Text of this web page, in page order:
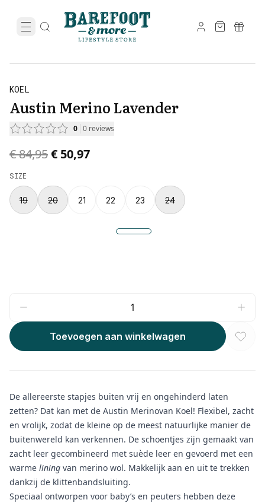
KOEL
Austin Merino Lavender
0 0 reviews
Original price was € 84,95.
€ 84,95Current price is € 50,97.
€ 50,97
SIZE
19 20 21 22 23 24
Toevoegen aan winkelwagen
De allereerste stapjes buiten vrij en ongehinderd laten
zetten? Dat kan met de Austin Merinovan Koel! Flexibel, zacht
en vrolijk, zodat de kleine op de meest natuurlijke manier de
buitenwereld kan verkennen. De schoentjes zijn gemaakt van
zacht leer gecombineerd met suède leer en gevoerd met een
warme lining van merino wol. Makkelijk aan en uit te trekken
dankzij de klittenbandsluiting.
Speciaal ontworpen voor baby’s en peuters hebben deze